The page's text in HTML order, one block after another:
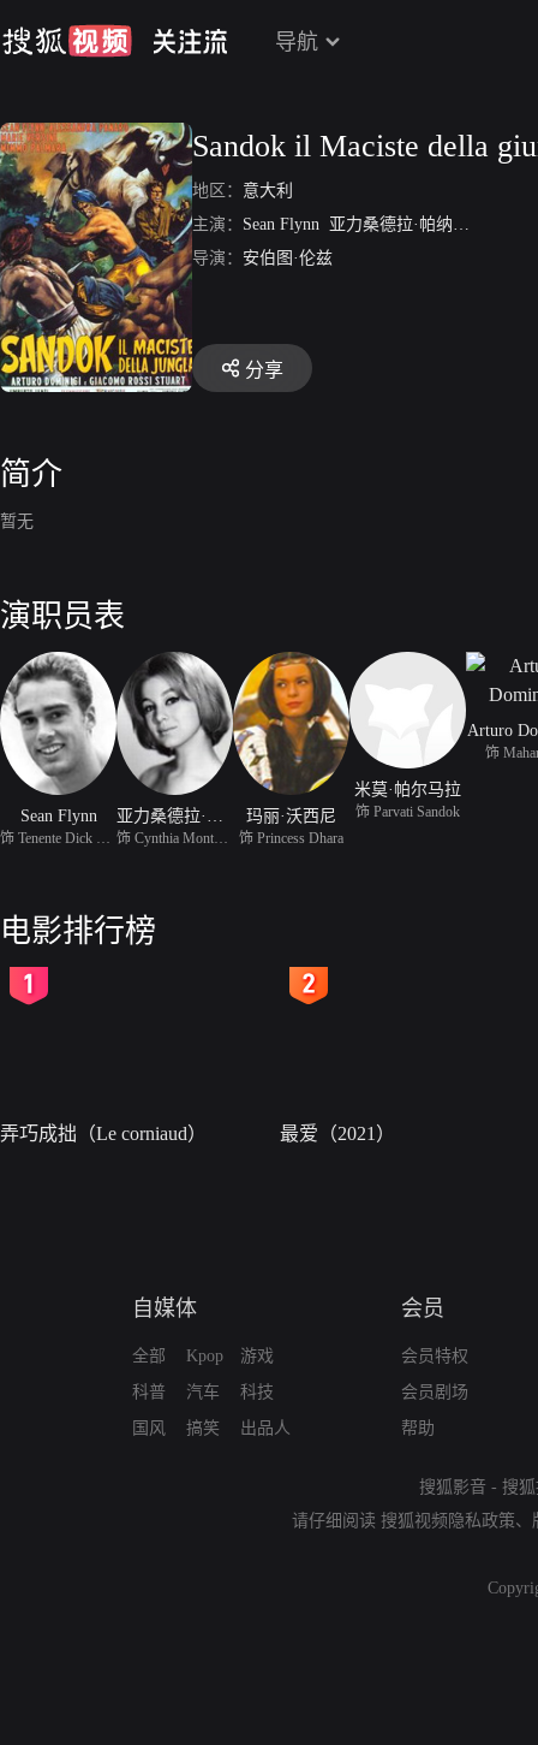
导航
Sandok il Maciste della
地区： 意大利
主演： Sean Flynn 亚力桑德拉·帕纳罗
导演： 安伯图·伦兹
分享
简介
暂无
演职员表
Sean Flynn 玛丽·沃西尼
饰 Princess Dhara
米莫·帕尔马拉
饰 Parvati Sandok
Arturo
饰
电影排行榜
弄巧成拙（Le corniaud） 最爱（2021）
自媒体
全部
科普
国风
Kpop
汽车
搞笑
游戏
科技
出品人
会员
会员特权
会员剧场
帮助
搜狐影音 - 搜
请仔细阅读 搜狐视频隐私政策、